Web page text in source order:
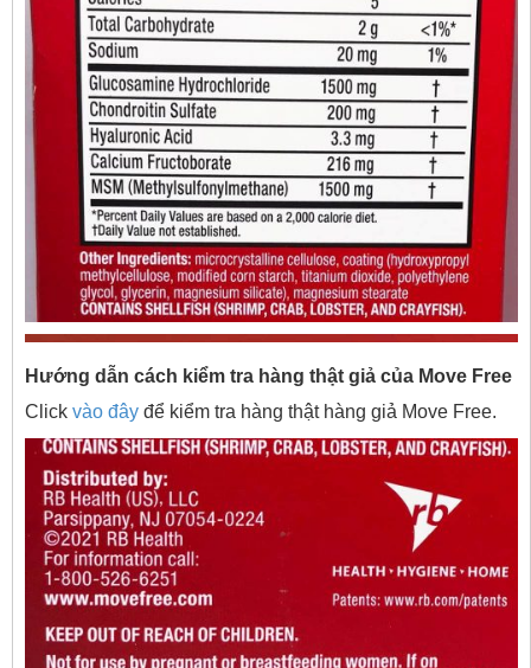
Hướng dẫn cách kiểm tra hàng thật giả của Move Free
Click vào đây để kiểm tra hàng thật hàng giả Move Free.